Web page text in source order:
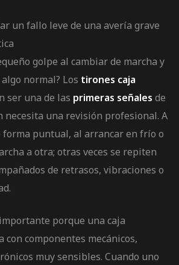
un fallo leve de una avería grave
golpe al cambiar de marcha y
normal? Los tirones caja
ser una de las primeras señales de
necesita una revisión profesional. A
forma puntual, al arrancar en frío o
a otra; otras veces se repiten
de retrasos, vibraciones o
porque una caja
componentes mecánicos,
muy sensibles. Cuando uno